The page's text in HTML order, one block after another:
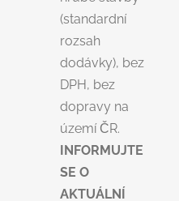
(standardní
rozsah
dodávky), bez
DPH, bez
dopravy na
území ČR.
INFORMUJTE
SE O
AKTUÁLNÍ